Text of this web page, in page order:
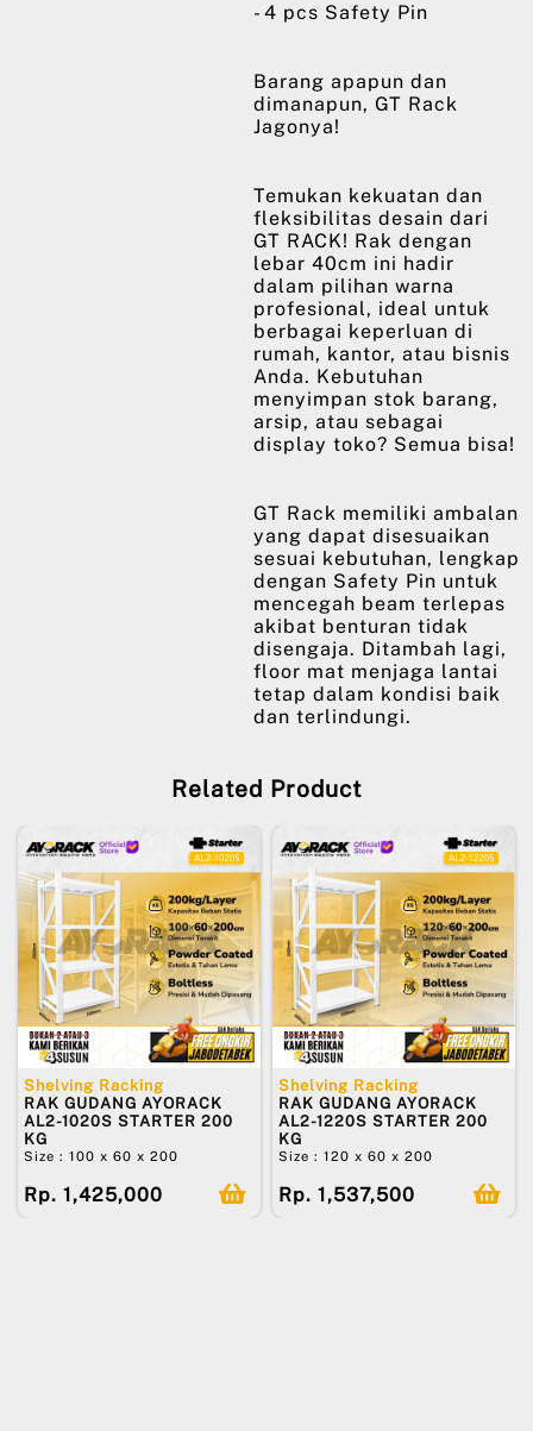
- 4 pcs Safety Pin
Barang apapun dan
dimanapun, GT Rack
Jagonya!
Temukan kekuatan dan
fleksibilitas desain dari
GT RACK! Rak dengan
lebar 40cm ini hadir
dalam pilihan warna
profesional, ideal untuk
berbagai keperluan di
rumah, kantor, atau bisnis
Anda. Kebutuhan
menyimpan stok barang,
arsip, atau sebagai
display toko? Semua bisa!
GT Rack memiliki ambalan
yang dapat disesuaikan
sesuai kebutuhan, lengkap
dengan Safety Pin untuk
mencegah beam terlepas
akibat benturan tidak
disengaja. Ditambah lagi,
floor mat menjaga lantai
tetap dalam kondisi baik
dan terlindungi.
Related Product
Shelving Racking
RAK GUDANG AYORACK
AL2-1020S STARTER 200
KG
Size : 100 x 60 x 200
Rp. 1,425,000
Shelving Racking
RAK GUDANG AYORACK
AL2-1220S STARTER 200
KG
Size : 120 x 60 x 200
Rp. 1,537,500